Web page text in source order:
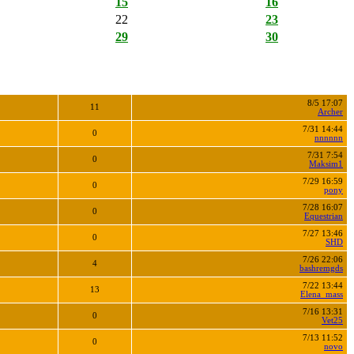
22
23
29
30
11
8/5 17:07
Archer
0
7/31 14:44
nnnnnn
0
7/31 7:54
Maksim1
0
7/29 16:59
pony
0
7/28 16:07
Equestrian
0
7/27 13:46
SHD
4
7/26 22:06
bashremgds
13
7/22 13:44
Elena_mass
0
7/16 13:31
Vet25
0
7/13 11:52
novo